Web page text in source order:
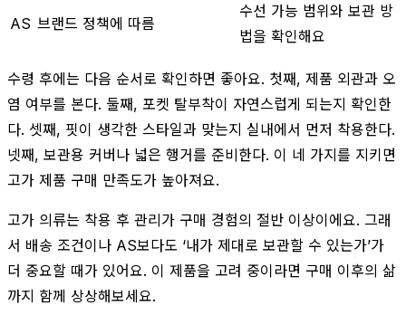
AS 브랜드 정책에 따름
수선 가능 범위와 보관 방
법을 확인해요
수령 후에는 다음 순서로 확인하면 좋아요. 첫째, 제품 외관과 오
염 여부를 본다. 둘째, 포켓 탈부착이 자연스럽게 되는지 확인한
다. 셋째, 핏이 생각한 스타일과 맞는지 실내에서 먼저 착용한다.
넷째, 보관용 커버나 넓은 행거를 준비한다. 이 네 가지를 지키면
고가 제품 구매 만족도가 높아져요.
고가 의류는 착용 후 관리가 구매 경험의 절반 이상이에요. 그래
서 배송 조건이나 AS보다도 ‘내가 제대로 보관할 수 있는가’가
더 중요할 때가 있어요. 이 제품을 고려 중이라면 구매 이후의 삶
까지 함께 상상해보세요.